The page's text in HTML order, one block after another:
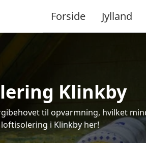
Forside Jylland
Klinkby
til opvarmning, hvilket
i Klinkby her!